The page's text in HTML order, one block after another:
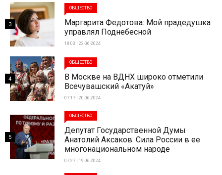
ОБЩЕСТВО
Маргарита Федотова: Мой прадедушка
управлял Поднебесной
18:03 | 23-06-2024
3
ОБЩЕСТВО
В Москве на ВДНХ широко отметили
Всечувашский «Акатуй»
07:17 | 20-06-2024
4
ОБЩЕСТВО
Депутат Государственной Думы
Анатолий Аксаков: Сила России в ее
многонациональном народе
07:27 | 19-06-2024
5